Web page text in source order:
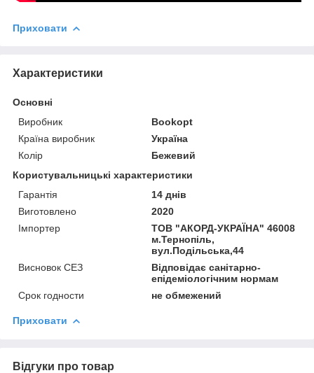
Приховати
Характеристики
Основні
Виробник
Bookopt
Країна виробник
Україна
Колір
Бежевий
Користувальницькі характеристики
Гарантія
14 днів
Виготовлено
2020
Імпортер
ТОВ "АКОРД-УКРАЇНА" 46008
м.Тернопіль,
вул.Подільська,44
Висновок СЕЗ
Відповідає санітарно-
епідеміологічним нормам
Срок годности
не обмежений
Приховати
Відгуки про товар